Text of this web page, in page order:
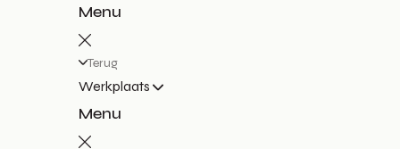
Menu
Terug
Werkplaats
Menu